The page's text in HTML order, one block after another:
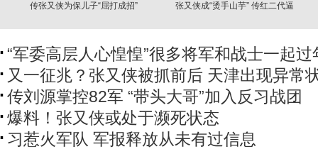
传张又侠为保儿子“屈打成招”
张又侠成“烫手山芋” 传红二代逼
“军委高层人心惶惶”很多将军和战士一起过
又一征兆？张又侠被抓前后 天津出现异常
传刘源掌控82军 “带头大哥”加入反习战团
爆料！张又侠或处于濒死状态
习惹火军队 军报释放从未有过信息